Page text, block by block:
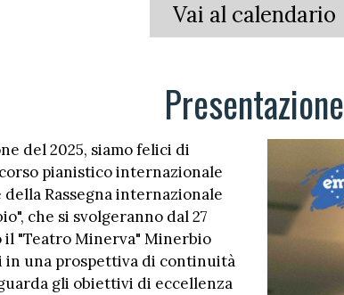
Vai al calendario
Presentazione
del 2025, siamo felici di
pianistico internazionale
Rassegna internazionale
che si svolgeranno dal 27
il "Teatro Minerva" Minerbio
in una prospettiva di continuità
gli obiettivi di eccellenza